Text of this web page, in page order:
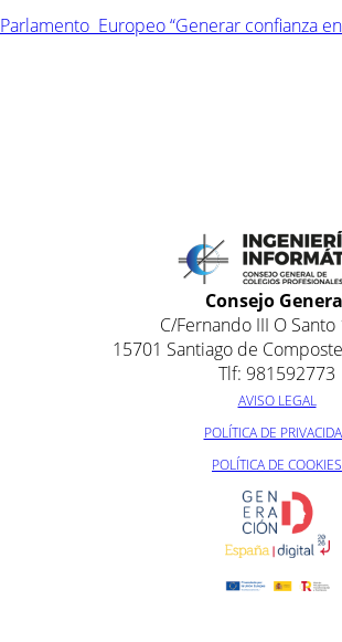
Europeo “Generar confianza
Consejo
C/Fernando III O Santo
15701 Santiago de
Tlf: 981592773
AVISO LEGAL
POLÍTICA DE
POLÍTICA DE COOKIES